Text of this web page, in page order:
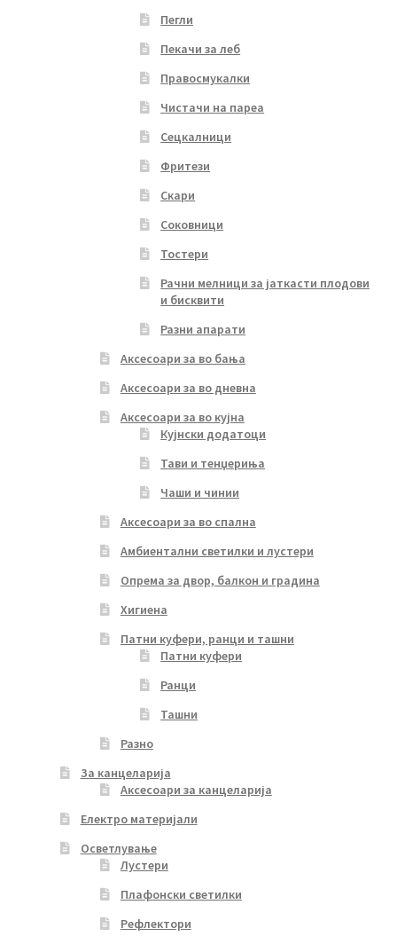
Пегли
Пекачи за леб
Правосмукалки
Чистачи на пареа
Сецкалници
Фритези
Скари
Соковници
Тостери
Рачни мелници за јаткасти плодови
и бисквити
Разни апарати
Аксесоари за во бања
Аксесоари за во дневна
Аксесоари за во кујна
Кујнски додатоци
Тави и тенџериња
Чаши и чинии
Аксесоари за во спална
Амбиентални светилки и лустери
Опрема за двор, балкон и градина
Хигиена
Патни куфери, ранци и ташни
Патни куфери
Ранци
Ташни
Разно
За канцеларија
Аксесоари за канцеларија
Електро материјали
Осветлување
Лустери
Плафонски светилки
Рефлектори